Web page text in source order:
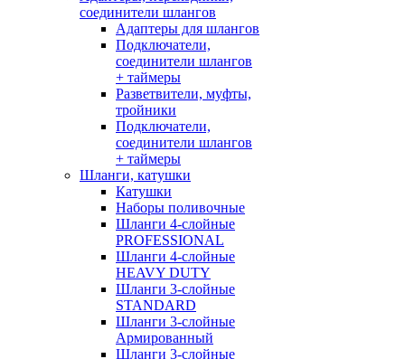
соединители шлангов
Адаптеры для шлангов
Подключатели,
соединители шлангов
+ таймеры
Разветвители, муфты,
тройники
Подключатели,
соединители шлангов
+ таймеры
Шланги, катушки
Катушки
Наборы поливочные
Шланги 4-слойные
PROFESSIONAL
Шланги 4-слойные
HEAVY DUTY
Шланги 3-слойные
STANDARD
Шланги 3-слойные
Армированный
Шланги 3-слойные